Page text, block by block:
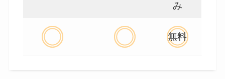
み
無料